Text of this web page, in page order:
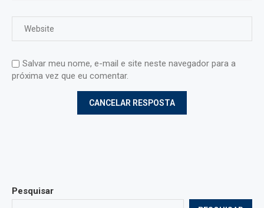
Salvar meu nome, e-mail e site neste navegador para a
próxima vez que eu comentar.
Pesquisar